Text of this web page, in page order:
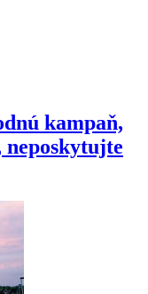
kampaň,
neposkytujte